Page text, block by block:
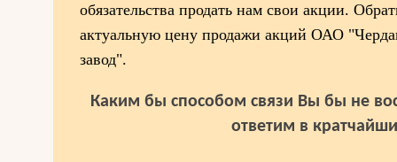
обязательства продать нам свои акции.
актуальную цену продажи акций ОАО
завод".
Каким бы способом связи Вы бы не
ответим в